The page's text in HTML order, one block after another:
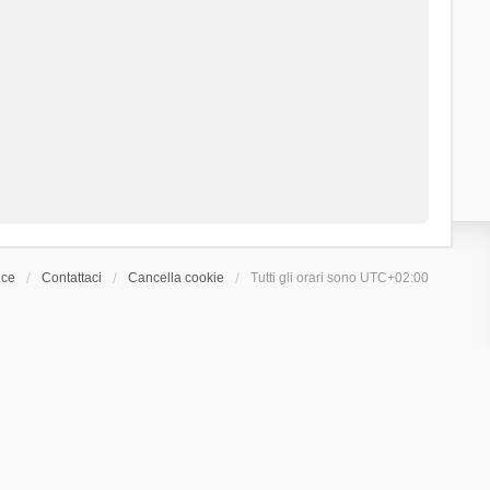
Contattaci Cancella cookie Tutti gli orari sono UTC+02:00